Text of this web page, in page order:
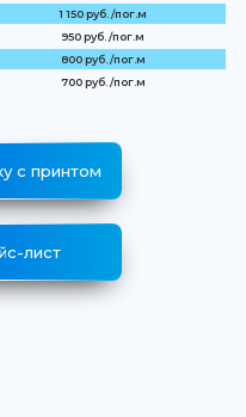
1 150 руб. /пог.м
950 руб. /пог.м
800 руб. /пог.м
700 руб. /пог.м
с принтом
лист